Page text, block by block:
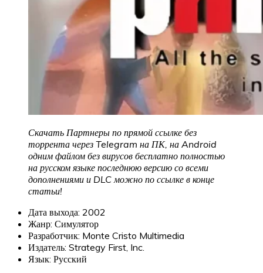
Скачать Партнеры по прямой ссылке без
торрента через Telegram на ПК, на Android
одним файлом без вирусов бесплатно полностью
на русском языке последнюю версию со всеми
дополнениями и DLC можно по ссылке в конце
статьи!
Дата выхода: 2002
Жанр: Симулятор
Разработчик: Monte Cristo Multimedia
Издатель: Strategy First, Inc.
Язык: Русский